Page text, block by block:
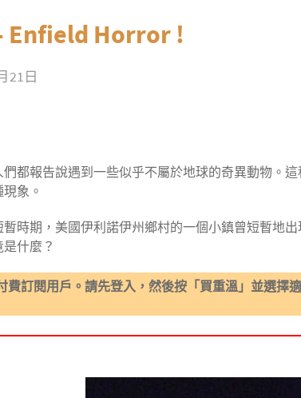
Enfield Horror !
21日
都報告說遇到一些似乎不屬於地球的奇異動物。
象。
時期，美國伊利諾伊州鄉村的一個小鎮曾短暫地
什麼？
費訂閱用戶。請先登入，然後按「買重溫」並選擇